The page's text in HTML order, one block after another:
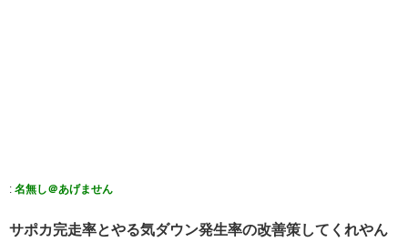
: 名無し＠あげません
サポカ完走率とやる気ダウン発生率の改善策してくれやん